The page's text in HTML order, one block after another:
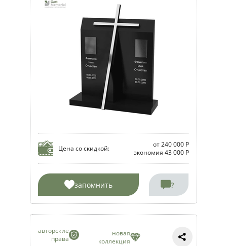
Цена со скидкой:
от 240 000 Р
экономия 43 000 Р
запомнить ?
авторские
права
новая
коллекция